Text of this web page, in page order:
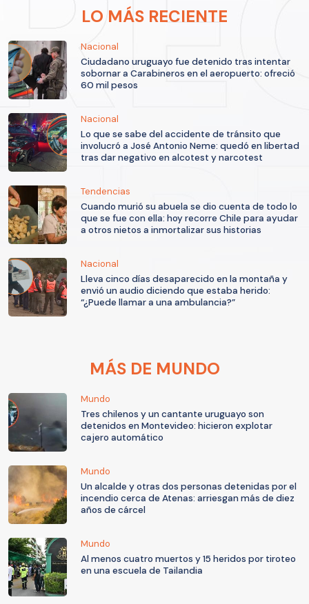
LO MÁS RECIENTE
Nacional
Ciudadano uruguayo fue detenido tras intentar
sobornar a Carabineros en el aeropuerto: ofreció
60 mil pesos
Nacional
Lo que se sabe del accidente de tránsito que
involucró a José Antonio Neme: quedó en libertad
tras dar negativo en alcotest y narcotest
Tendencias
Cuando murió su abuela se dio cuenta de todo lo
que se fue con ella: hoy recorre Chile para ayudar
a otros nietos a inmortalizar sus historias
Nacional
Lleva cinco días desaparecido en la montaña y
envió un audio diciendo que estaba herido:
“¿Puede llamar a una ambulancia?”
MÁS DE MUNDO
Mundo
Tres chilenos y un cantante uruguayo son
detenidos en Montevideo: hicieron explotar
cajero automático
Mundo
Un alcalde y otras dos personas detenidas por el
incendio cerca de Atenas: arriesgan más de diez
años de cárcel
Mundo
Al menos cuatro muertos y 15 heridos por tiroteo
en una escuela de Tailandia